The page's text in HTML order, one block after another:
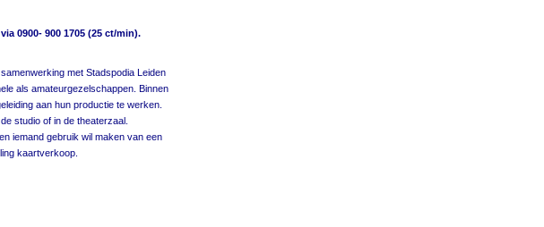
0900- 900 1705 (25 ct/min).
met Stadspodia Leiden
als amateurgezelschappen. Binnen
aan hun productie te werken.
studio of in de theaterzaal.
iemand gebruik wil maken van een
kaartverkoop.